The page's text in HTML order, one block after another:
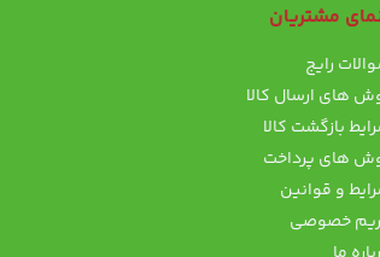
مشتریان
رایج
های ارسال کالا
بازگشت کالا
های پرداخت
و قوانین
خصوصی